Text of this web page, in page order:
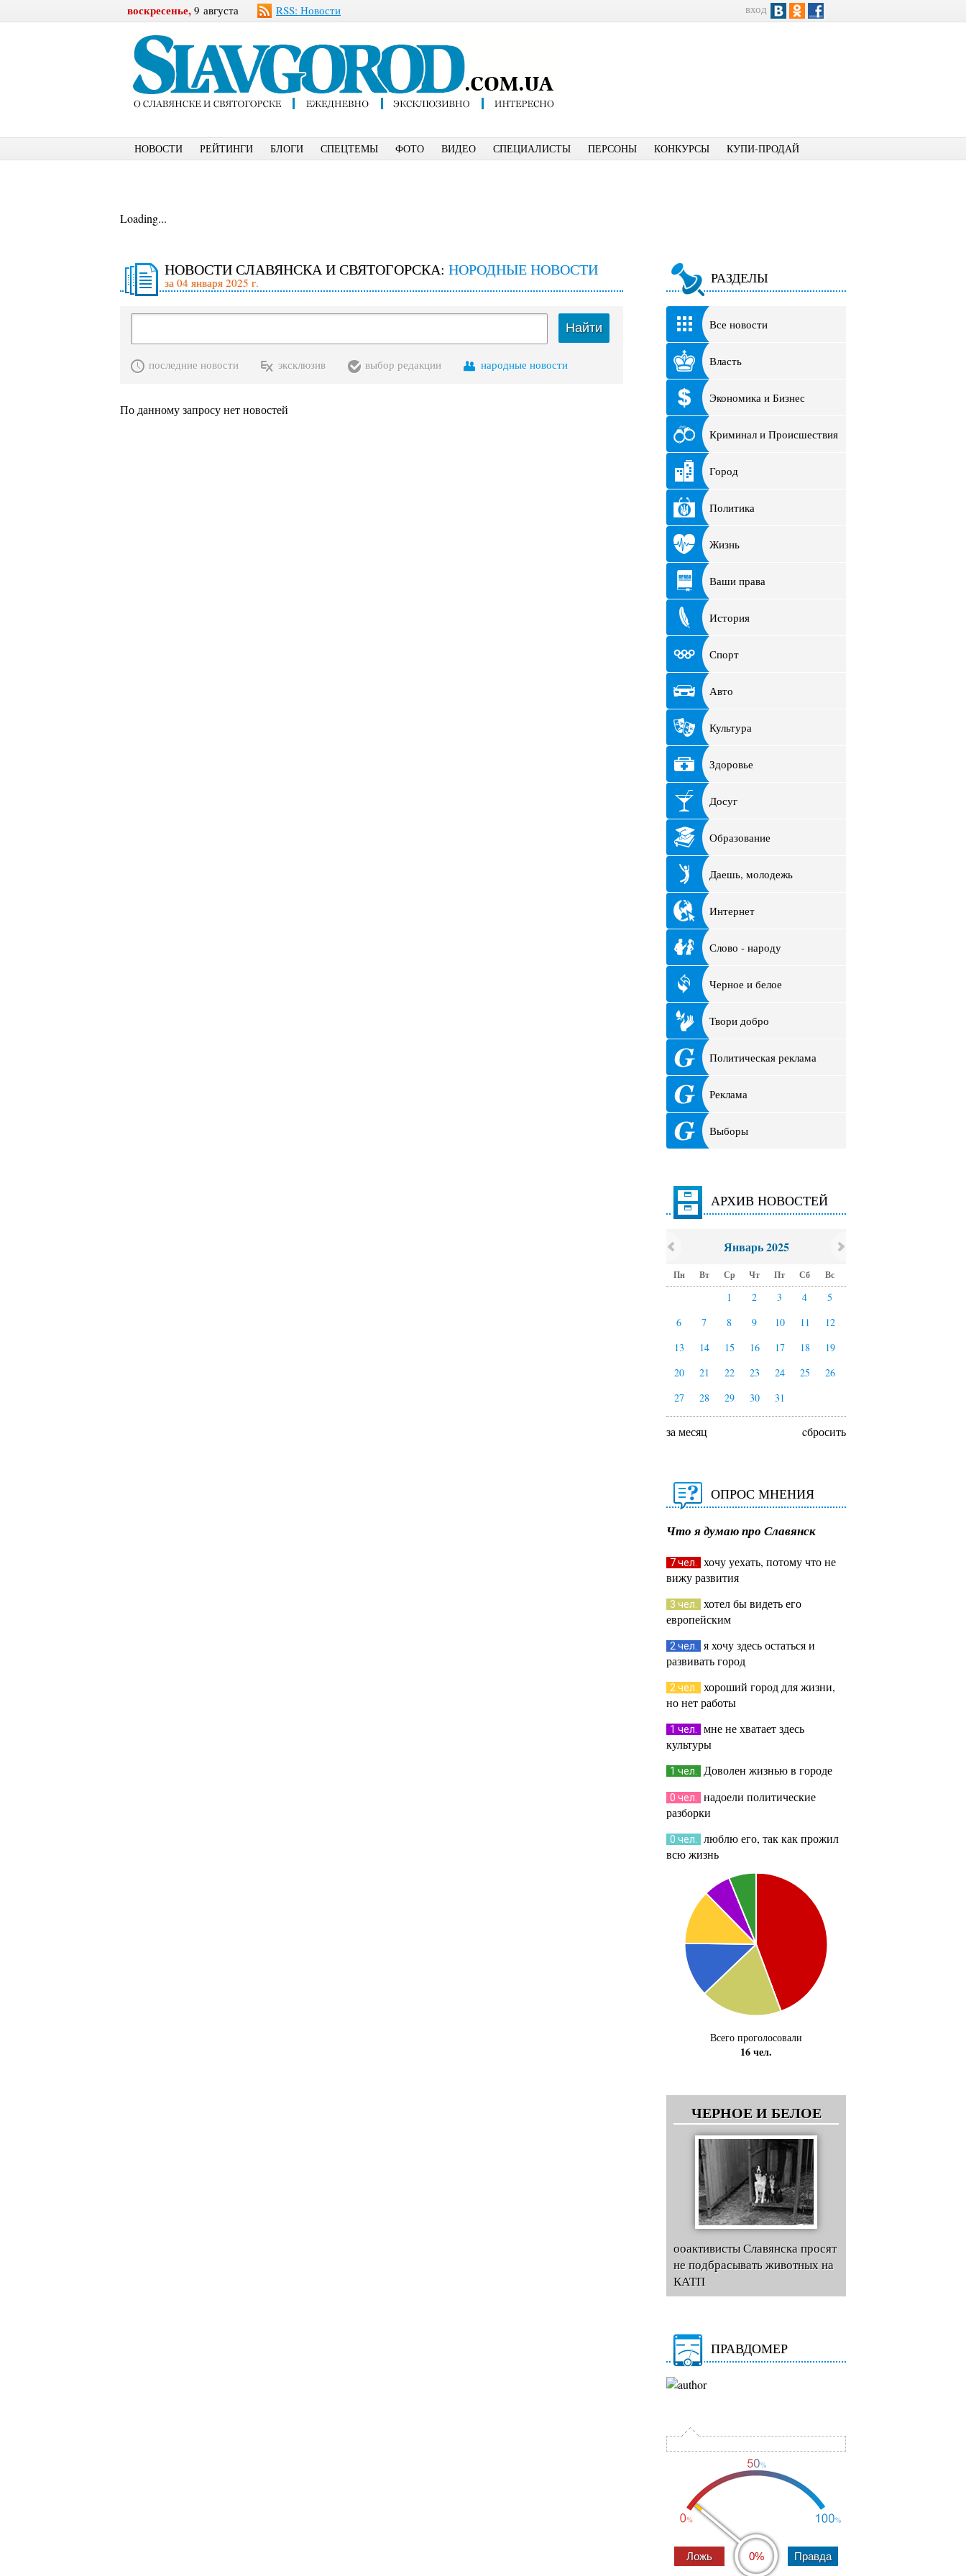
воскресенье, 9 августа RSS: Новости вход
НОВОСТИ РЕЙТИНГИ БЛОГИ СПЕЦТЕМЫ ФОТО ВИДЕО СПЕЦИАЛИСТЫ ПЕРСОНЫ КОНКУРСЫ КУПИ-ПРОДАЙ
Loading...
НОВОСТИ СЛАВЯНСКА И СВЯТОГОРСКА: НОРОДНЫЕ НОВОСТИ
за 04 января 2025 г.
Найти
последние новости эксклюзив выбор редакции народные новости
По данному запросу нет новостей
РАЗДЕЛЫ
Все новости
Власть
Экономика и Бизнес
Криминал и Происшествия
Город
Политика
Жизнь
Ваши права
История
Спорт
Авто
Культура
Здоровье
Досуг
Образование
Даешь, молодежь
Интернет
Слово - народу
Черное и белое
Твори добро
Политическая реклама
Реклама
Выборы
АРХИВ НОВОСТЕЙ
Январь 2025
Пн Вт Ср Чт Пт Сб Вс
1 2 3 4
5
6
7 8 9 10 11
12
13
14 15 16 17 18
19
20
21 22 23 24 25
26
27
28 29 30 31
за месяц cбросить
ОПРОС МНЕНИЯ
Что я думаю про Славянск
7 чел.
хочу уехать, потому что не
вижу развития
3 чел.
хотел бы видеть его
европейским
2 чел.
я хочу здесь остаться и
развивать город
2 чел.
хороший город для жизни,
но нет работы
1 чел.
мне не хватает здесь
культуры
1 чел. Доволен жизнью в городе
0 чел.
надоели политические
разборки
0 чел.
люблю его, так как прожил
всю жизнь
Всего проголосовали
16 чел.
ЧЕРНОЕ И БЕЛОЕ
ооактивисты Славянска просят
не подбрасывать животных на
КАТП
ПРАВДОМЕР
0%